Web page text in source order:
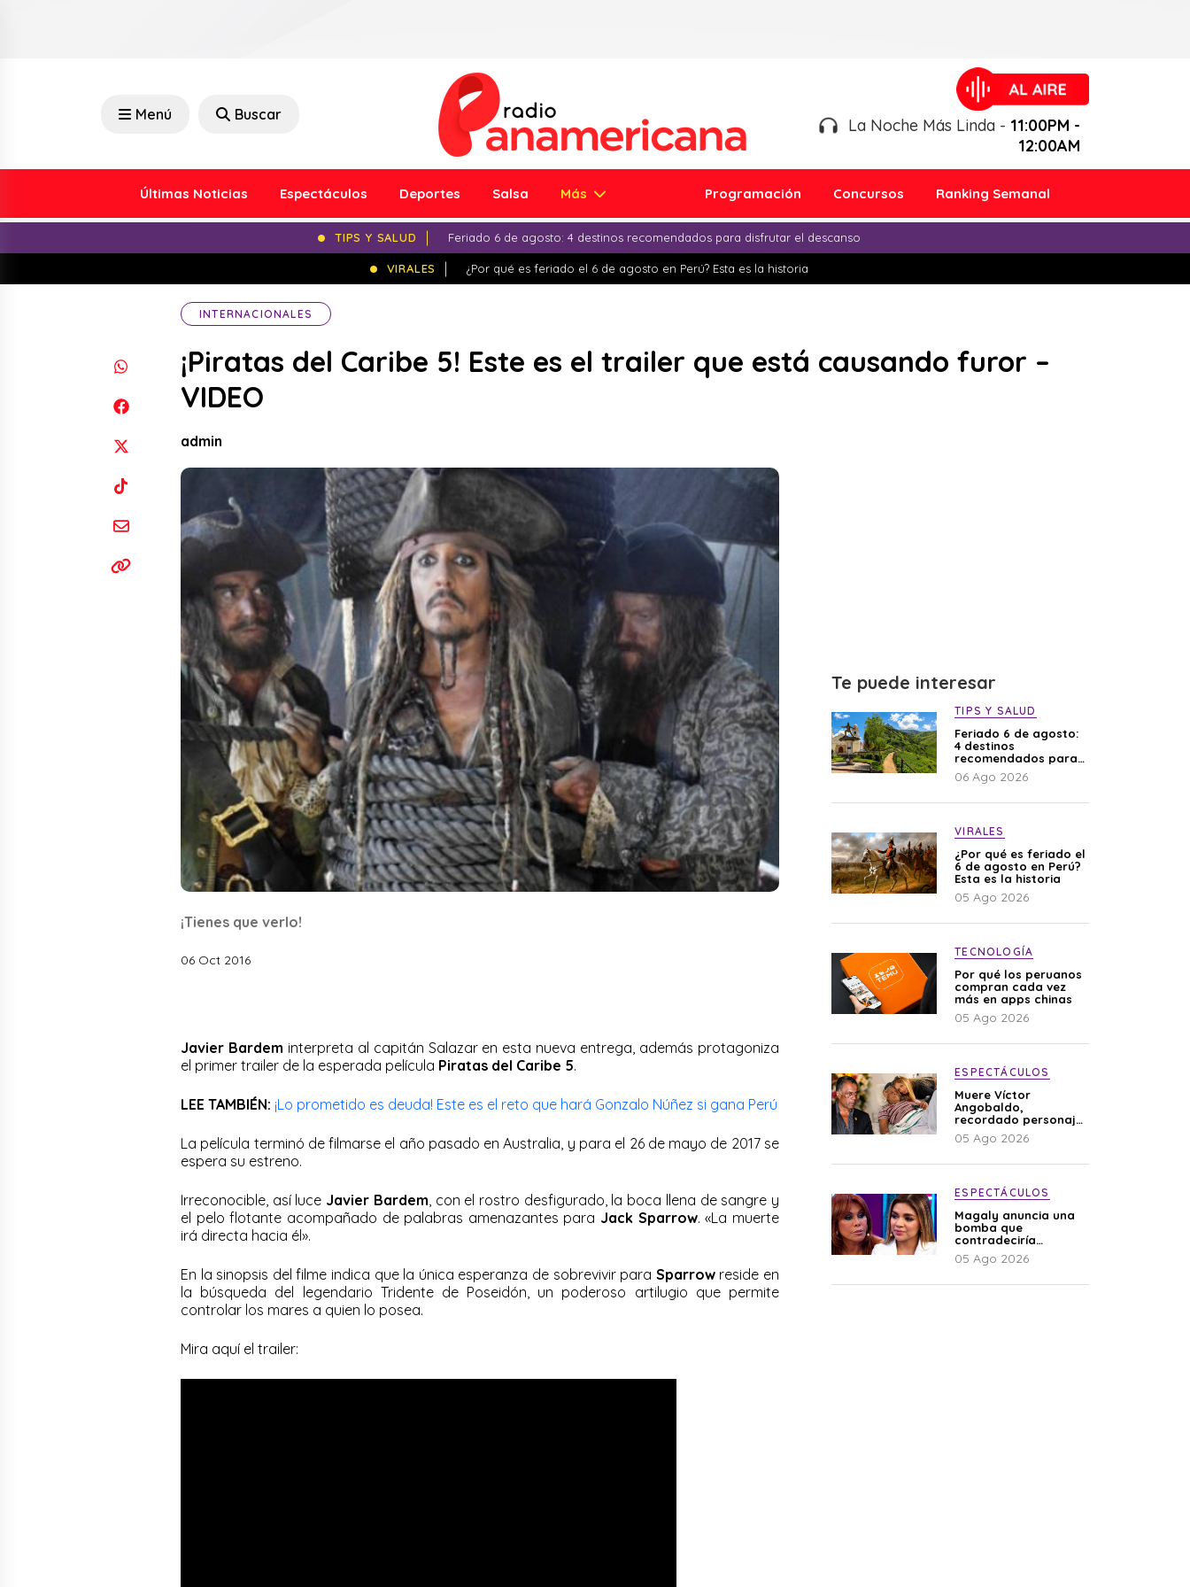
Menú Buscar
La Noche Más Linda - 11:00PM -
12:00AM
Últimas Noticias Espectáculos Deportes Salsa Más Programación Concursos Ranking Semanal
TIPS Y SALUD Feriado 6 de agosto: 4 destinos recomendados para disfrutar el descanso
VIRALES ¿Por qué es feriado el 6 de agosto en Perú? Esta es la historia
INTERNACIONALES
¡Piratas del Caribe 5! Este es el trailer que está causando furor –
VIDEO
admin
¡Tienes que verlo!
06 Oct 2016
Javier Bardem interpreta al capitán Salazar en esta nueva entrega, además protagoniza
el primer trailer de la esperada película Piratas del Caribe 5.
LEE TAMBIÉN: ¡Lo prometido es deuda! Este es el reto que hará Gonzalo Núñez si gana Perú
La película terminó de filmarse el año pasado en Australia, y para el 26 de mayo de 2017 se
espera su estreno.
Irreconocible, así luce Javier Bardem , con el rostro desfigurado, la boca llena de sangre y
el pelo flotante acompañado de palabras amenazantes para Jack Sparrow. «La muerte
irá directa hacia él».
En la sinopsis del filme indica que la única esperanza de sobrevivir para Sparrowreside en
la búsqueda del legendario Tridente de Poseidón, un poderoso artilugio que permite
controlar los mares a quien lo posea.
Mira aquí el trailer:
Te puede interesar
TIPS Y SALUD
Feriado 6 de agosto:
4 destinos
recomendados para
disfrutar el descanso
06 Ago 2026
VIRALES
¿Por qué es feriado el
6 de agosto en Perú?
Esta es la historia
05 Ago 2026
TECNOLOGÍA
Por qué los peruanos
compran cada vez
más en apps chinas
05 Ago 2026
ESPECTÁCULOS
Muere Víctor
Angobaldo,
recordado personaje
de la farándula y
expareja de Shirley
05 Ago 2026
ESPECTÁCULOS
Magaly anuncia una
bomba que
contradeciría
comunicado de La
Bella Luz: “Hay un
05 Ago 2026